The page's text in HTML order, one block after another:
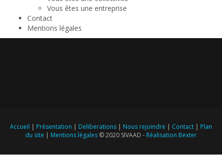
Vous êtes une entreprise
Contact
Mentions légales
Accueil | Présentation | Deliberations | Nous rejoindre | Contact | Plan
du site | Mentions légales © 2020 SIVAAD - Réalisation Bexter